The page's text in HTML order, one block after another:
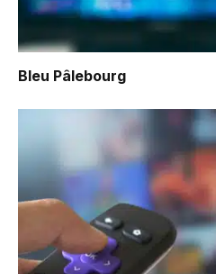
Bleu Pâlebourg